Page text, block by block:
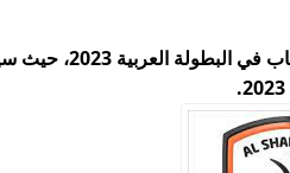
تريد جماهير كرة القدم معرفة القنوات الناقلة لمباراة